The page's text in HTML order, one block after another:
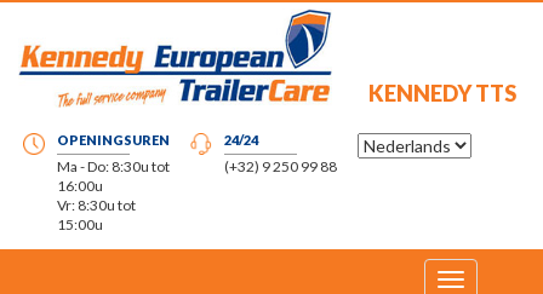
KENNEDY TTS
24/24
(+32) 9 250 99 88
OPENINGSUREN
Ma - Do: 8:30u tot
16:00u
Vr: 8:30u tot
15:00u
Toggle